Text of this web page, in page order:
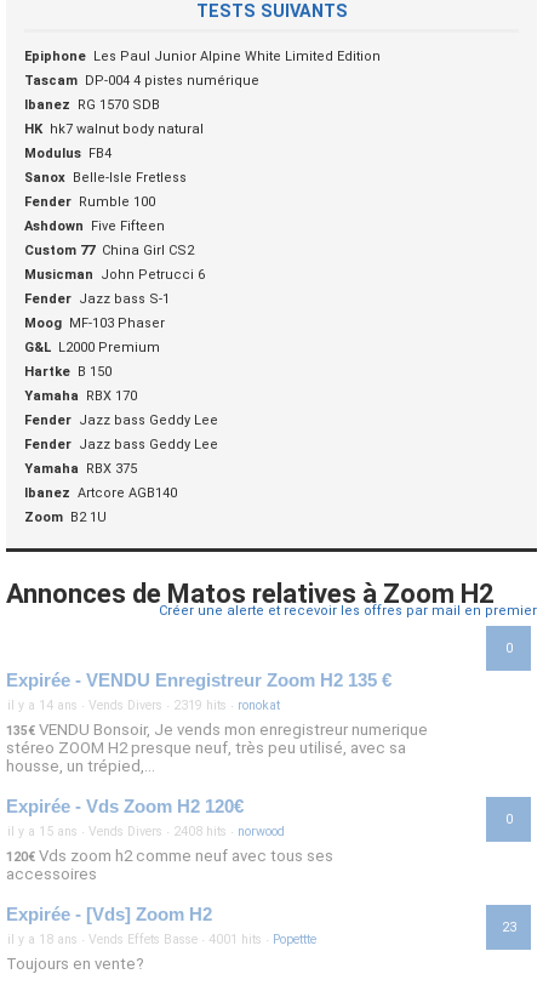
TESTS SUIVANTS
Epiphone Les Paul Junior Alpine White Limited Edition
Tascam DP-004 4 pistes numérique
Ibanez
RG 1570 SDB
HK hk7 walnut body natural
Modulus FB4
Sanox Belle-Isle Fretless
Fender Rumble 100
Ashdown
Five Fifteen
Custom 77 China Girl CS2
Musicman
John Petrucci 6
Fender Jazz bass S-1
Moog MF-103 Phaser
G&L L2000 Premium
Hartke B 150
Yamaha
RBX 170
Fender Jazz bass Geddy Lee
Fender Jazz bass Geddy Lee
Yamaha
RBX 375
Ibanez Artcore AGB140
Zoom B2 1U
Annonces de Matos relatives à Zoom H2
Créer une alerte et recevoir les offres par mail en premier
0
Expirée - VENDU Enregistreur Zoom H2 135 €
il y a 14 ans · Vends Divers · 2319 hits · ronokat
135€ VENDU Bonsoir, Je vends mon enregistreur numerique
stéreo ZOOM H2 presque neuf, très peu utilisé, avec sa
housse, un trépied,...
0
Expirée - Vds Zoom H2 120€
il y a 15 ans · Vends Divers · 2408 hits · norwood
120€ Vds zoom h2 comme neuf avec tous ses
accessoires
23
Expirée - [Vds] Zoom H2
il y a 18 ans · Vends Effets Basse · 4001 hits · Popettte
Toujours en vente?